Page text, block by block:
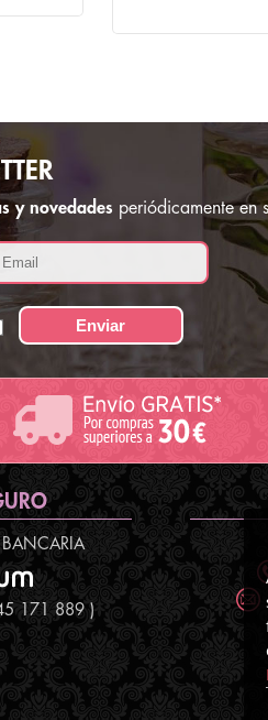
y novedades periódicamente en
BANCARIA
171 889 )